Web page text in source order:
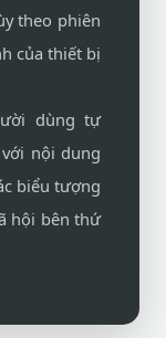
theo phiên
của thiết bị
dùng tự
nội dung
biểu tượng
hội bên thứ